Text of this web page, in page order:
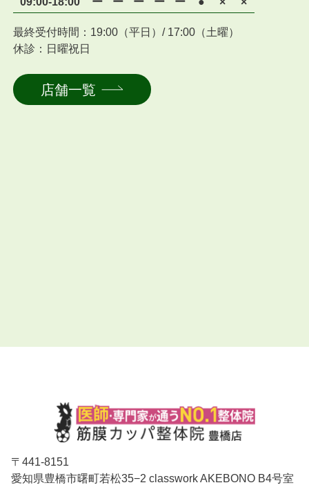
最終受付時間：19:00（平日）/ 17:00（土曜）
休診：日曜祝日
店舗一覧
〒 441-8151
愛知県豊橋市曙町若松35−2 classwork AKEBONO B4号室